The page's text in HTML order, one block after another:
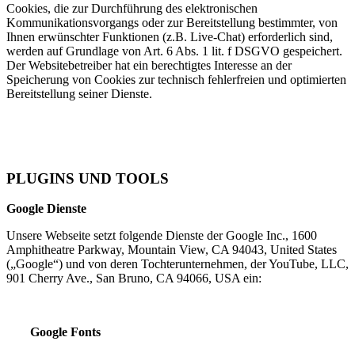
Cookies, die zur Durchführung des elektronischen
Kommunikationsvorgangs oder zur Bereitstellung bestimmter, von
Ihnen erwünschter Funktionen (z.B. Live-Chat) erforderlich sind,
werden auf Grundlage von Art. 6 Abs. 1 lit. f DSGVO gespeichert.
Der Websitebetreiber hat ein berechtigtes Interesse an der
Speicherung von Cookies zur technisch fehlerfreien und optimierten
Bereitstellung seiner Dienste.
PLUGINS UND TOOLS
Google Dienste
Unsere Webseite setzt folgende Dienste der Google Inc., 1600
Amphitheatre Parkway, Mountain View, CA 94043, United States
(„Google“) und von deren Tochterunternehmen, der YouTube, LLC,
901 Cherry Ave., San Bruno, CA 94066, USA ein:
Google Fonts